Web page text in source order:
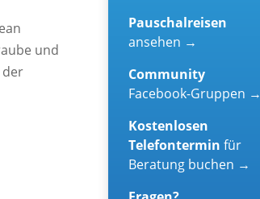
und
der
Pauschalreisen
ansehen →
Community
Facebook-Gruppen →
Kostenlosen
Telefonterminfür
Beratung buchen →